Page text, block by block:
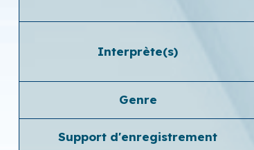
Interprète(s)
Genre
Support d'enregistrement